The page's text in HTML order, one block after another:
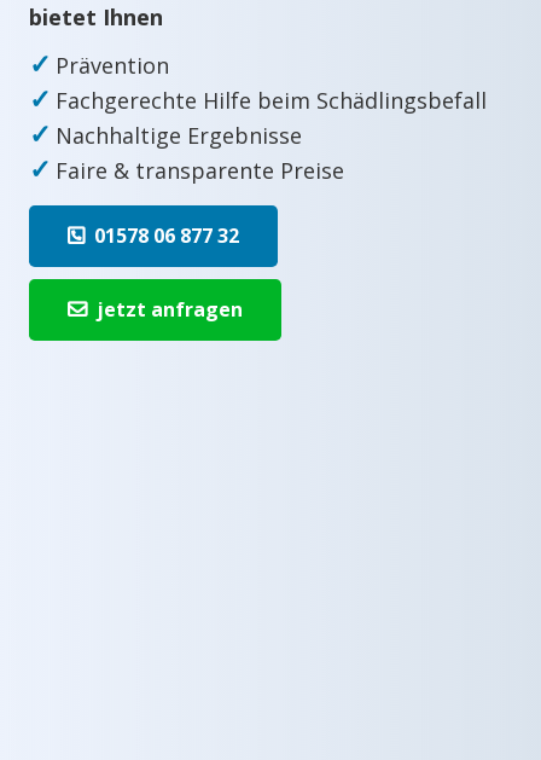
bietet Ihnen
✓ Prävention
✓ Fachgerechte Hilfe beim Schädlingsbefall
✓ Nachhaltige Ergebnisse
✓ Faire & transparente Preise
01578 06 877 32
jetzt anfragen